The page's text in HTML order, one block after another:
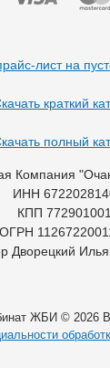
лист на
краткий
полный
Компания
ИНН
КПП 772901001
ОГРН
Дворецкий
ЖБИ © 2026